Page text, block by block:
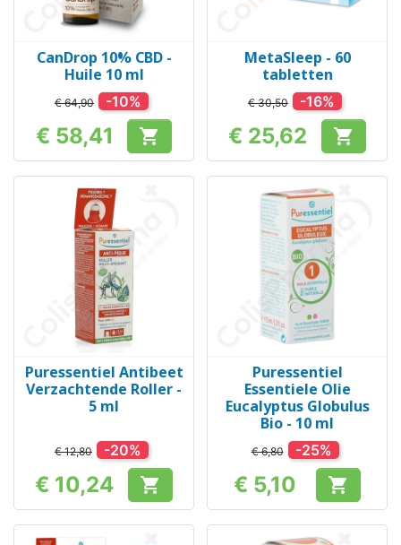
CanDrop 10% CBD -
Huile 10 ml
€ 64,90 -10%
Prijs
€ 58,41 
MetaSleep - 60
tabletten
€ 30,50 -16%
Prijs
€ 25,62 
Puressentiel Antibeet
Verzachtende Roller -
5 ml
€ 12,80 -20%
Prijs
€ 10,24 
Puressentiel
Essentiele Olie
Eucalyptus Globulus
Bio - 10 ml
€ 6,80 -25%
Prijs
€ 5,10 